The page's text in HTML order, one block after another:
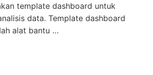
template dashboard untuk
data. Template dashboard
alat bantu …